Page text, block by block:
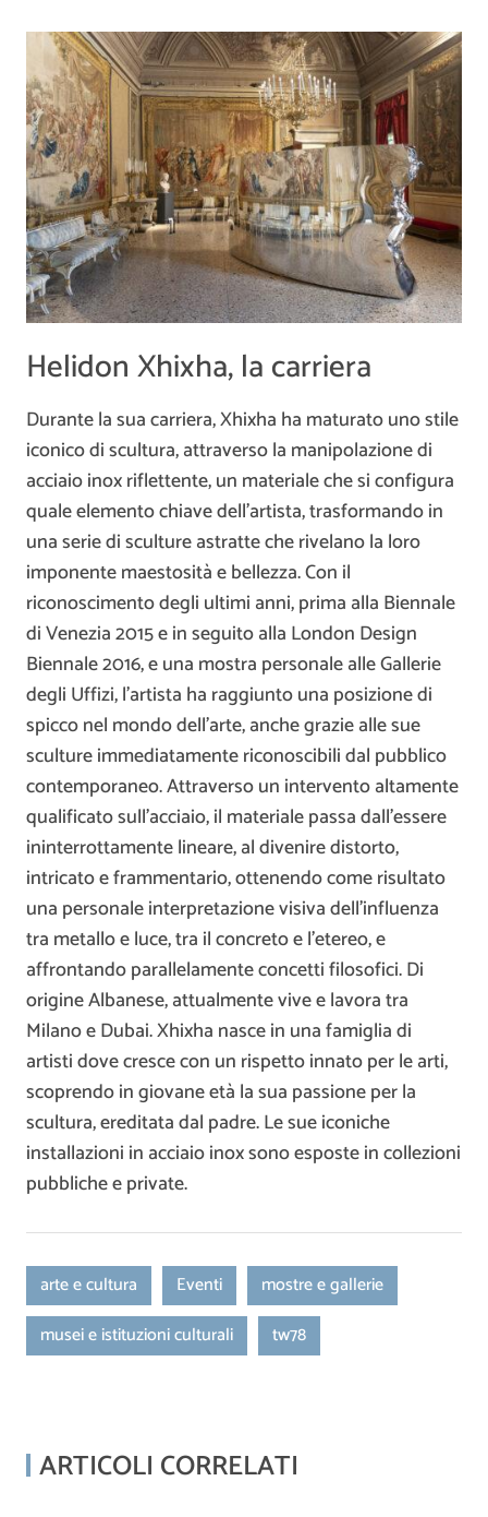
Helidon Xhixha, la carriera
Durante la sua carriera, Xhixha ha maturato uno stile
iconico di scultura, attraverso la manipolazione di
acciaio inox riflettente, un materiale che si configura
quale elemento chiave dell’artista, trasformando in
una serie di sculture astratte che rivelano la loro
imponente maestosità e bellezza. Con il
riconoscimento degli ultimi anni, prima alla Biennale
di Venezia 2015 e in seguito alla London Design
Biennale 2016, e una mostra personale alle Gallerie
degli Uffizi, l’artista ha raggiunto una posizione di
spicco nel mondo dell’arte, anche grazie alle sue
sculture immediatamente riconoscibili dal pubblico
contemporaneo. Attraverso un intervento altamente
qualificato sull’acciaio, il materiale passa dall’essere
ininterrottamente lineare, al divenire distorto,
intricato e frammentario, ottenendo come risultato
una personale interpretazione visiva dell’influenza
tra metallo e luce, tra il concreto e l’etereo, e
affrontando parallelamente concetti filosofici. Di
origine Albanese, attualmente vive e lavora tra
Milano e Dubai. Xhixha nasce in una famiglia di
artisti dove cresce con un rispetto innato per le arti,
scoprendo in giovane età la sua passione per la
scultura, ereditata dal padre. Le sue iconiche
installazioni in acciaio inox sono esposte in collezioni
pubbliche e private.
arte e cultura Eventi
mostre e gallerie
musei e istituzioni culturali
tw78
ARTICOLI CORRELATI